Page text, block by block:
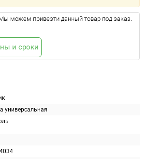
универсальная
можем привезти данный товар под заказ.
и сроки